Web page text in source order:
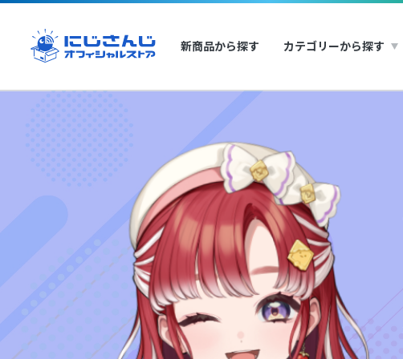
新商品から探す カテゴリーから探す